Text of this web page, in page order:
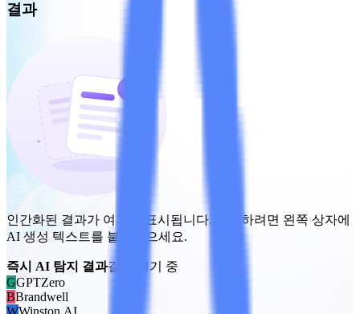
결과
인간화된 결과가 여기에 표시됩니다. 시작하려면 왼쪽 상자에
AI 생성 텍스트를 붙여넣으세요.
즉시 AI 탐지 결과결과 대기 중
GGPTZero
BBrandwell
WWinston AI